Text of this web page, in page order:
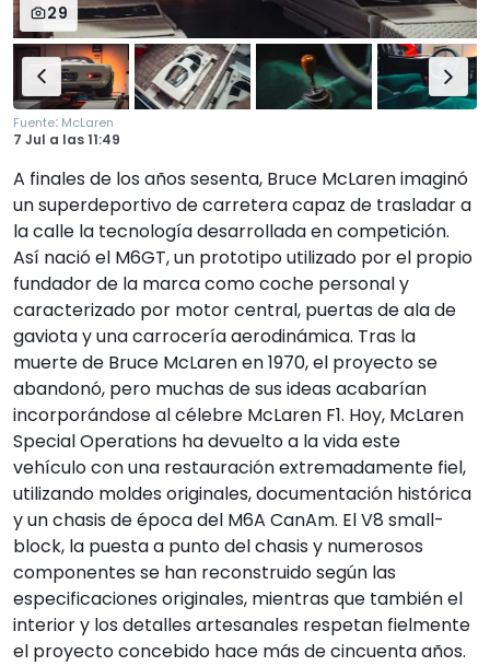
29
Fuente: McLaren
7 Jul a las11:49
A finales de los años sesenta, Bruce McLaren imaginó
un superdeportivo de carretera capaz de trasladar a
la calle la tecnología desarrollada en competición.
Así nació el M6GT, un prototipo utilizado por el propio
fundador de la marca como coche personal y
caracterizado por motor central, puertas de ala de
gaviota y una carrocería aerodinámica. Tras la
muerte de Bruce McLaren en 1970, el proyecto se
abandonó, pero muchas de sus ideas acabarían
incorporándose al célebre McLaren F1. Hoy, McLaren
Special Operations ha devuelto a la vida este
vehículo con una restauración extremadamente fiel,
utilizando moldes originales, documentación histórica
y un chasis de época del M6A CanAm. El V8 small-
block, la puesta a punto del chasis y numerosos
componentes se han reconstruido según las
especificaciones originales, mientras que también el
interior y los detalles artesanales respetan fielmente
el proyecto concebido hace más de cincuenta años.